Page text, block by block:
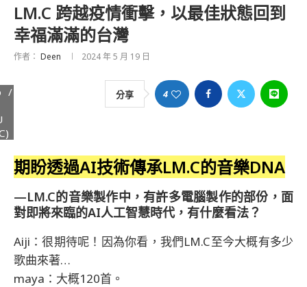
LM.C 跨越疫情衝擊，以最佳狀態回到
幸福滿滿的台灣
作者： Deen 2024 年 5 月 19 日
分享 4
/
期盼透過AI技術傳承LM.C的音樂DNA
—LM.C的音樂製作中，有許多電腦製作的部份，面
對即將來臨的AI人工智慧時代，有什麼看法？
Aiji：很期待呢！因為你看，我們LM.C至今大概有多少
歌曲來著…
maya：大概120首。